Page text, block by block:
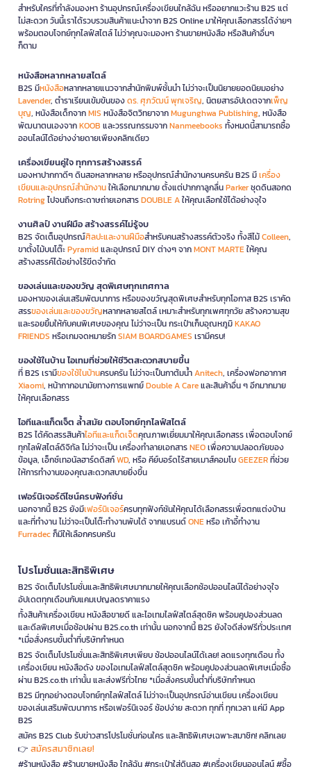
สำหรับใครที่กำลังมองหา ร้านอุปกรณ์เครื่องเขียนใกล้ฉัน หรืออยากแวะร้าน B2S แต่
ไม่สะดวก วันนี้เราได้รวบรวมสินค้าแนะนำจาก B2S Online มาให้คุณเลือกสรรได้ง่ายๆ
พร้อมตอบโจทย์ทุกไลฟ์สไตล์ ไม่ว่าคุณจะมองหา ร้านขายหนังสือ หรือสินค้าอื่นๆ
ก็ตาม
หนังสือหลากหลายสไตล์
B2S มีหนังสือหลากหลายแนวจากสำนักพิมพ์ชั้นนำ ไม่ว่าจะเป็นนิยายยอดนิยมอย่าง
Lavender, ตำราเรียนเข้มข้นของดร. ศุภวัฒน์ พุกเจริญ, นิตยสารอัปเดตจากเพ็ญ
บุญ, หนังสือเด็กจากMIS หนังสือจิตวิทยาจากMugunghwa Publishing, หนังสือ
พัฒนาตนเองจากKOOB และวรรณกรรมจากNanmeebooks ทั้งหมดนี้สามารถซื้อ
ออนไลน์ได้อย่างง่ายดายเพียงคลิกเดียว
เครื่องเขียนคู่ใจ ทุกการสร้างสรรค์
มองหาปากกาดีๆ ดินสอหลากหลาย หรืออุปกรณ์สำนักงานครบครัน B2S มีเครื่อง
เขียนและอุปกรณ์สำนักงานให้เลือกมากมาย ตั้งแต่ปากกาลูกลื่นParkerชุดดินสอกด
Rotringไปจนถึงกระดาษถ่ายเอกสารDOUBLE Aให้คุณเลือกใช้ได้อย่างจุใจ
งานศิลป์ งานฝีมือ สร้างสรรค์ไม่รู้จบ
B2S จัดเต็มอุปกรณ์ศิลปะและงานฝีมือสำหรับคนสร้างสรรค์ตัวจริง ทั้งสีไม้Colleen,
ขาตั้งไม้บนโต๊ะPyramidและอุปกรณ์ DIY ต่างๆ จากMONT MARTEให้คุณ
สร้างสรรค์ได้อย่างไร้ขีดจำกัด
ของเล่นและของขวัญ สุดพิเศษทุกเทศกาล
มองหาของเล่นเสริมพัฒนาการ หรือของขวัญสุดพิเศษสำหรับทุกโอกาส B2S เราคัด
สรรของเล่นและของขวัญหลากหลายสไตล์ เหมาะสำหรับทุกเพศทุกวัย สร้างความสุข
และรอยยิ้มให้กับคนพิเศษของคุณ ไม่ว่าจะเป็น กระเป๋าเก็บอุณหภูมิKAKAO
FRIENDS หรือเกมจดหมายรักSIAM BOARDGAMES เรามีครบ!
ของใช้ในบ้าน ไอเทมที่ช่วยให้ชีวิตสะดวกสบายขึ้น
ที่ B2S เรามีของใช้ในบ้านครบครัน ไม่ว่าจะเป็นกาต้มน้ำAnitech, เครื่องฟอกอากาศ
Xiaomi, หน้ากากอนามัยทางการแพทย์Double A Careและสินค้าอื่น ๆ อีกมากมาย
ให้คุณเลือกสรร
ไอทีและแก็ดเจ็ต ล้ำสมัย ตอบโจทย์ทุกไลฟ์สไตล์
B2S ได้คัดสรรสินค้าไอทีและแก็ดเจ็ตคุณภาพเยี่ยมมาให้คุณเลือกสรร เพื่อตอบโจทย์
ทุกไลฟ์สไตล์ดิจิทัล ไม่ว่าจะเป็น เครื่องทำลายเอกสารNEOเพื่อความปลอดภัยของ
ข้อมูล, เอ็กซ์เทอนัลฮาร์ดดิสก์WD, หรือ คีย์บอร์ดไร้สายเมาส์คอมโบGEEZERที่ช่วย
ให้การทำงานของคุณสะดวกสบายยิ่งขึ้น
เฟอร์นิเจอร์ดีไซน์ครบฟังก์ชั่น
นอกจากนี้ B2S ยังมีเฟอร์นิเจอร์ครบทุกฟังก์ชันให้คุณได้เลือกสรรเพื่อตกแต่งบ้าน
และที่ทำงาน ไม่ว่าจะเป็นโต๊ะทำงานพับได้ จากแบรนด์ONEหรือ เก้าอี้ทำงาน
Furradecก็มีให้เลือกครบครัน
โปรโมชั่นและสิทธิพิเศษ
B2S จัดเต็มโปรโมชั่นและสิทธิพิเศษมากมายให้คุณเลือกช้อปออนไลน์ได้อย่างจุใจ
อัปเดตทุกเดือนกับแคมเปญลดราคาแรง
ทั้งสินค้าเครื่องเขียน หนังสือขายดี และไอเทมไลฟ์สไตล์สุดชิค พร้อมคูปองส่วนลด
และดีลพิเศษเมื่อช้อปผ่าน B2S.co.th เท่านั้น นอกจากนี้ B2S ยังใจดีส่งฟรีทั่วประเทศ
*เมื่อสั่งครบขั้นต่ำที่บริษัทกำหนด
B2S จัดเต็มโปรโมชั่นและสิทธิพิเศษเพียบ ช้อปออนไลน์ได้เลย! ลดแรงทุกเดือน ทั้ง
เครื่องเขียน หนังสือดัง ของไอเทมไลฟ์สไตล์สุดชิค พร้อมคูปองส่วนลดพิเศษเมื่อซื้อ
ผ่าน B2S.co.th เท่านั้น และส่งฟรีทั่วไทย *เมื่อสั่งครบขั้นต่ำที่บริษัทกำหนด
B2S มีทุกอย่างตอบโจทย์ทุกไลฟ์สไตล์ ไม่ว่าจะเป็นอุปกรณ์อ่านเขียน เครื่องเขียน
ของเล่นเสริมพัฒนาการ หรือเฟอร์นิเจอร์ ช้อปง่าย สะดวก ทุกที่ ทุกเวลา แค่มี App
B2S
สมัคร B2S Club รับข่าวสารโปรโมชั่นก่อนใคร และสิทธิพิเศษเฉพาะสมาชิก! คลิกเลย
👉 สมัครสมาชิกเลย!
#ร้านหนังสือ #ร้านขายหนังสือ ใกล้ฉัน #กระเป๋าใส่ดินสอ #เครื่องเขียนออนไลน์ #ซื้อ